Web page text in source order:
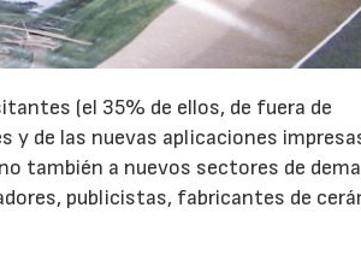
(el 35% de ellos, de fuera de
y de las nuevas aplicaciones
también a nuevos sectores de
publicistas, fabricantes de
29/07/2026